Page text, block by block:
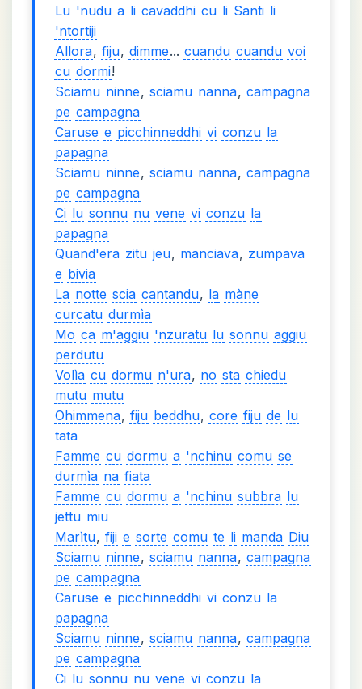
Lu 'nudu a li cavaddhi cu li Santi li
'ntortiji
Allora, fiju, dimme... cuandu cuandu voi
cu dormi!
Sciamu ninne, sciamu nanna, campagna
pe campagna
Caruse e picchinneddhi vi conzu la
papagna
Sciamu ninne, sciamu nanna, campagna
pe campagna
Ci lu sonnu nu vene vi conzu la
papagna
Quand'era zitu jeu, manciava, zumpava
e bivia
La notte scia cantandu, la màne
curcatu durmìa
Mo ca m'aggiu 'nzuratu lu sonnu aggiu
perdutu
Volìa cu dormu n'ura, no sta chiedu
mutu mutu
Ohimmena, fiju beddhu, core fiju de lu
tata
Famme cu dormu a 'nchinu comu se
durmìa na fiata
Famme cu dormu a 'nchinu subbra lu
jettu miu
Marìtu, fiji e sorte comu te li manda Diu
Sciamu ninne, sciamu nanna, campagna
pe campagna
Caruse e picchinneddhi vi conzu la
papagna
Sciamu ninne, sciamu nanna, campagna
pe campagna
Ci lu sonnu nu vene vi conzu la